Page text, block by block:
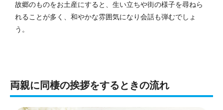
故郷のものをお土産にすると、生い立ちや街の様子を尋ねら
れることが多く、和やかな雰囲気になり会話も弾むでしょ
う。
両親に同棲の挨拶をするときの流れ